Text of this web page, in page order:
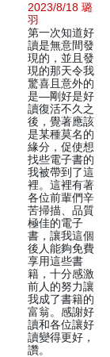
2023/8/18 璐
羽
第一次知道好
讀是無意間發
現的，並且發
現的那天令我
驚喜且意外的
是—剛好是好
讀復活不久之
後，覺著應該
是某種莫名的
緣分，促使想
找些電子書的
我被帶到了這
裡。這裡有著
各位前輩們辛
苦掃描、品質
極佳的電子
書，讓我這個
後人能夠免費
享用這些書
籍，十分感激
前人的努力讓
我成了書籍的
富翁。感謝好
讀和各位讓好
讀變得更好，
讚。